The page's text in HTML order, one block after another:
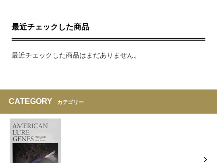
最近チェックした商品
最近チェックした商品はまだありません。
CATEGORY カテゴリー